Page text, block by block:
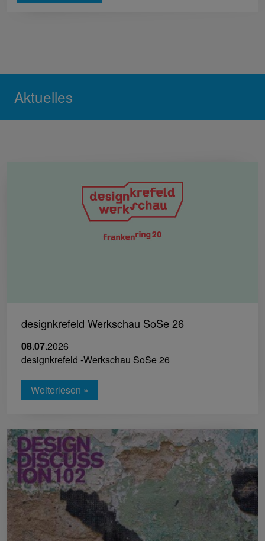
Aktuelles
designkrefeld Werkschau SoSe 26
08.07.2026
designkrefeld -Werkschau SoSe 26
Weiterlesen »